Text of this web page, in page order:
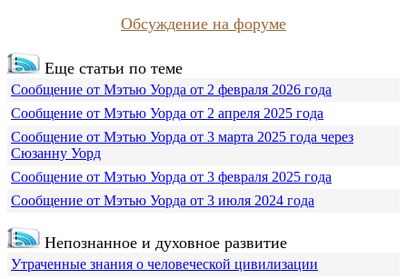
Обсуждение на форуме
Еще статьи по теме
Сообщение от Мэтью Уорда от 2 февраля 2026 года
Сообщение от Мэтью Уорда от 2 апреля 2025 года
Сообщение от Мэтью Уорда от 3 марта 2025 года через
Сюзанну Уорд
Сообщение от Мэтью Уорда от 3 февраля 2025 года
Сообщение от Мэтью Уорда от 3 июля 2024 года
Непознанное и духовное развитие
Утраченные знания о человеческой цивилизации